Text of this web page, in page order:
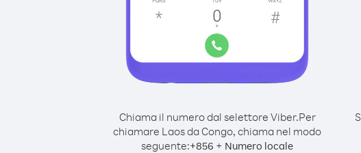
Chiama il numero dal selettore Viber.Per
chiamare Laos da Congo, chiama nel modo
seguente:+856 + Numero locale